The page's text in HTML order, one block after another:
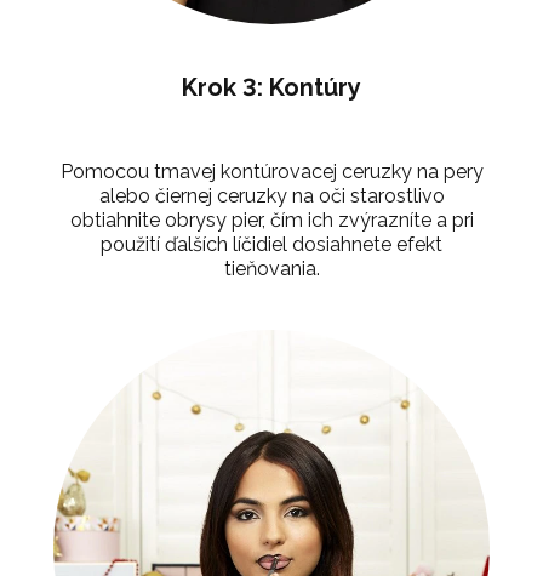
Krok 3: Kontúry
Pomocou tmavej kontúrovacej ceruzky na pery
alebo čiernej ceruzky na oči starostlivo
obtiahnite obrysy pier, čím ich zvýrazníte a pri
použití ďalších líčidiel dosiahnete efekt
tieňovania.